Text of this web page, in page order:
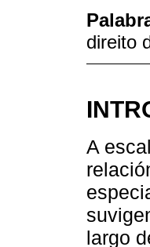
direito
A
largo